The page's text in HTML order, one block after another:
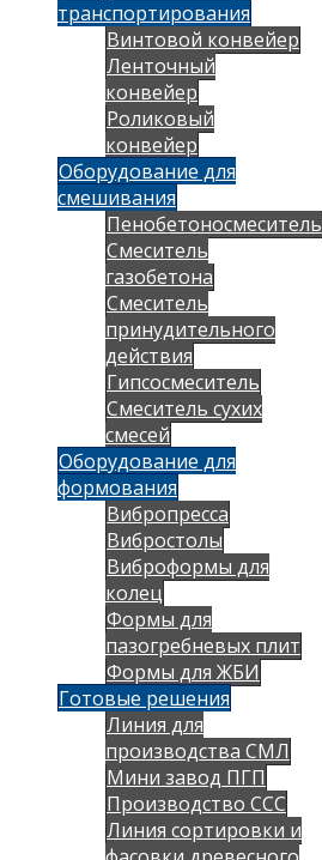
транспортирования
Винтовой конвейер
Ленточный
конвейер
Роликовый
конвейер
Оборудование для
смешивания
Пенобетоносмеситель
Смеситель
газобетона
Смеситель
принудительного
действия
Гипсосмеситель
Смеситель сухих
смесей
Оборудование для
формования
Вибропресса
Вибростолы
Виброформы для
колец
Формы для
пазогребневых плит
Формы для ЖБИ
Готовые решения
Линия для
производства СМЛ
Мини завод ПГП
Производство ССС
Линия сортировки и